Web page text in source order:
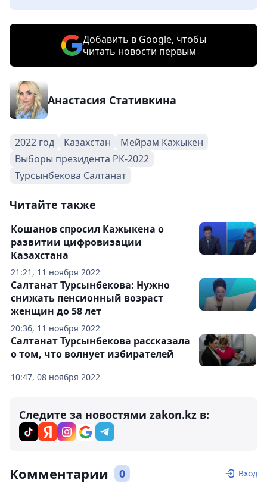
Добавить в Google, чтобы
читать новости первым
Анастасия Стативкина
2022 год Казахстан
Мейрам Кажыкен
Выборы президента РК-2022
Турсынбекова Салтанат
Читайте также
21:21, 11 ноября 2022
Кошанов спросил Кажыкена о
развитии цифровизации
Казахстана
20:36, 11 ноября 2022
Салтанат Турсынбекова: Нужно
снижать пенсионный возраст
женщин до 58 лет
10:47, 08 ноября 2022
Салтанат Турсынбекова рассказала
о том, что волнует избирателей
Следите за новостями zakon.kz в:
Комментарии 0 Вход